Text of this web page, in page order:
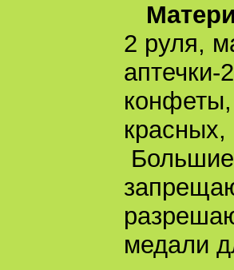
2 руля,
аптечки-
медали